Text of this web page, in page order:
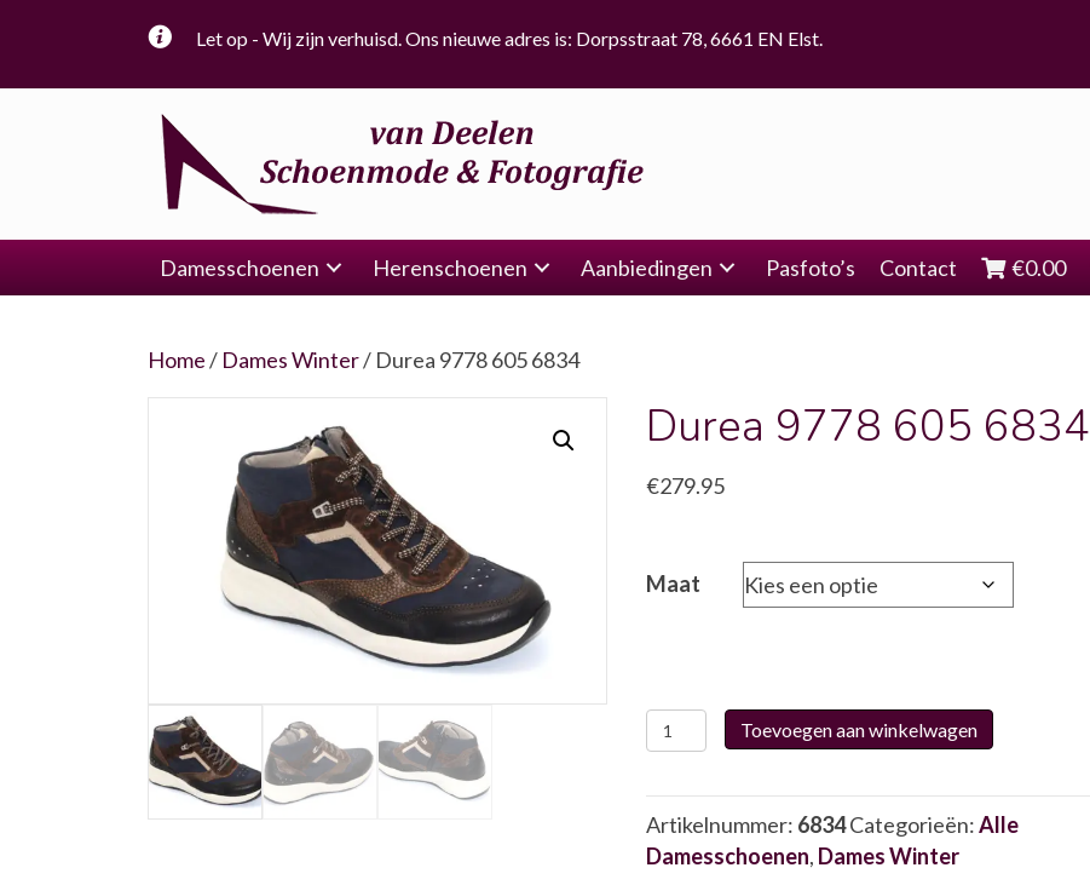
Let op - Wij zijn verhuisd. Ons nieuwe adres is: Dorpsstraat 78, 6661 EN Elst.
Damesschoenen Herenschoenen Aanbiedingen Pasfoto’s Contact €0.00
Home/ Dames Winter/ Durea 9778 605 6834
Durea 9778 605 6834
€279.95
Maat
Durea
9778
6834
aantal
Toevoegen aan winkelwagen
Artikelnummer: 6834 Categorieën:Alle
Damesschoenen, Dames Winter